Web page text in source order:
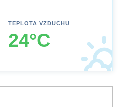
TEPLOTA VZDUCHU
24°C